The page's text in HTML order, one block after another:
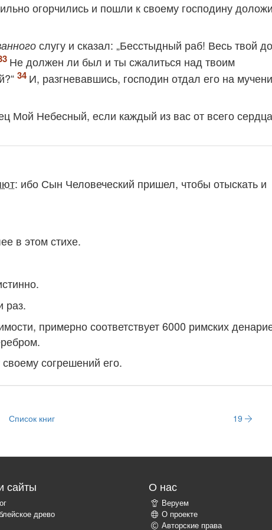
огорчились и пошли к своему господину
слугу и сказал: „Бесстыдный раб! Весь твой
Не должен ли был и ты сжалиться над твоим
И, разгневавшись, господин отдал его на
Мой Небесный, если каждый из вас от всего
: ибо Сын Человеческий пришел, чтобы отыскать и
в этом стихе.
раз.
примерно соответствует 6000 римских
своему согрешений его.
Список книг 19
сайты
древо
О нас
Веруем
О проекте
Авторские права